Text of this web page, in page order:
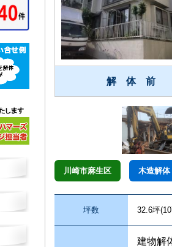
解 体 前
川崎市麻生区 木造解体
坪数 32.6坪
建物解